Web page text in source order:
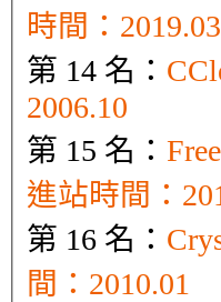
時間：2019.03
第 14 名：
2006.10
第 15 名：
進站時間：
第 16 名：
間：2010.01